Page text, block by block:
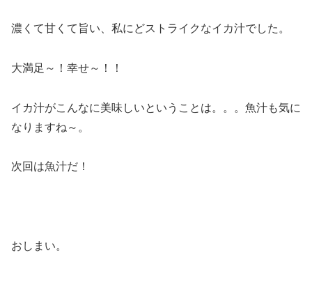
濃くて甘くて旨い、私にどストライクなイカ汁でした。
大満足～！幸せ～！！
イカ汁がこんなに美味しいということは。。。魚汁も気に
なりますね～。
次回は魚汁だ！
おしまい。